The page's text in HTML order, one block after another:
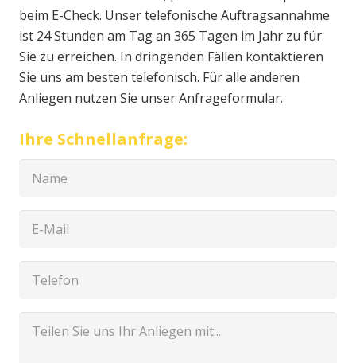
beim E-Check. Unser telefonische Auftragsannahme
ist 24 Stunden am Tag an 365 Tagen im Jahr zu für
Sie zu erreichen. In dringenden Fällen kontaktieren
Sie uns am besten telefonisch. Für alle anderen
Anliegen nutzen Sie unser Anfrageformular.
Ihre Schnellanfrage: